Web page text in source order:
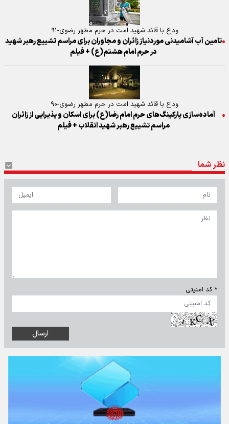
وداع با قائد شهید امت در حرم مطهر رضوی-۹۱
تامین آب آشامیدنی موردنیاز زائران و مجاوران برای مراسم تشییع رهبر شهید
در حرم امام هشتم(ع) + فیلم
وداع با قائد شهید امت در حرم مطهر رضوی-۹۰
آماده‌سازی پارکینگ‌های حرم امام رضا(ع) برای اسکان و پذیرایی از زائران
مراسم تشییع رهبر شهید انقلاب + فیلم
نظر شما
* کد امنیتی